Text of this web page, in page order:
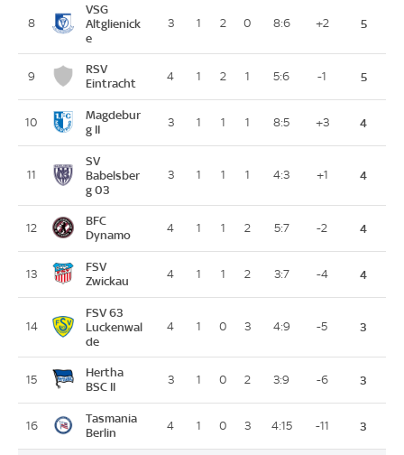
8
VSG
Altglienick
e
3 1 2 0 8:6 +2 5
9
RSV
Eintracht
4 1 2 1 5:6 -1 5
10
Magdebur
g II
3 1 1 1 8:5 +3 4
11
SV
Babelsber
g 03
3 1 1 1 4:3 +1 4
12
BFC
Dynamo
4 1 1 2 5:7 -2 4
13
FSV
Zwickau
4 1 1 2 3:7 -4 4
14
FSV 63
Luckenwal
de
4 1 0 3 4:9 -5 3
15
Hertha
BSC II
3 1 0 2 3:9 -6 3
16
Tasmania
Berlin
4 1 0 3 4:15 -11 3